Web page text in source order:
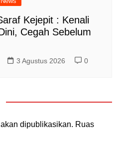
Kejepit : Kenali
Cegah Sebelum
3 Agustus 2026 0
dipublikasikan. Ruas